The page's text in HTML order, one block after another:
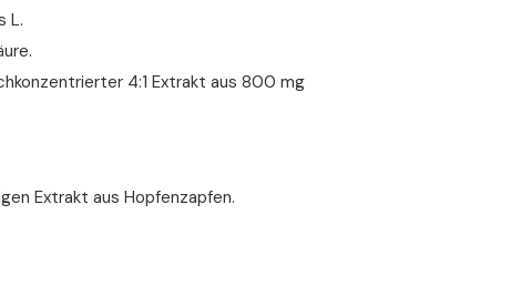
L.
4:1 Extrakt aus 800 mg
Extrakt aus Hopfenzapfen.